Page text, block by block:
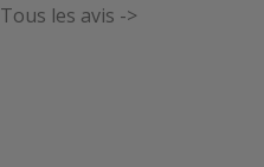
Tous les avis ->